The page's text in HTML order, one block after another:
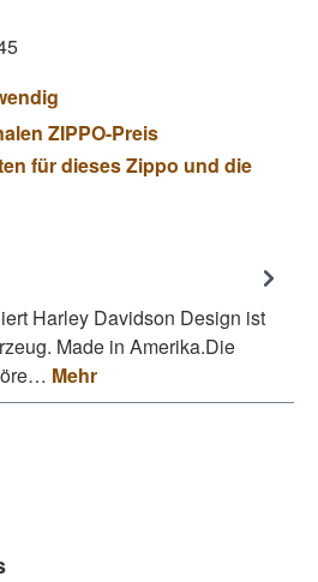
ZIPPO-Preis
für dieses Zippo und die
Harley Davidson Design ist
Made in Amerika.Die
Mehr